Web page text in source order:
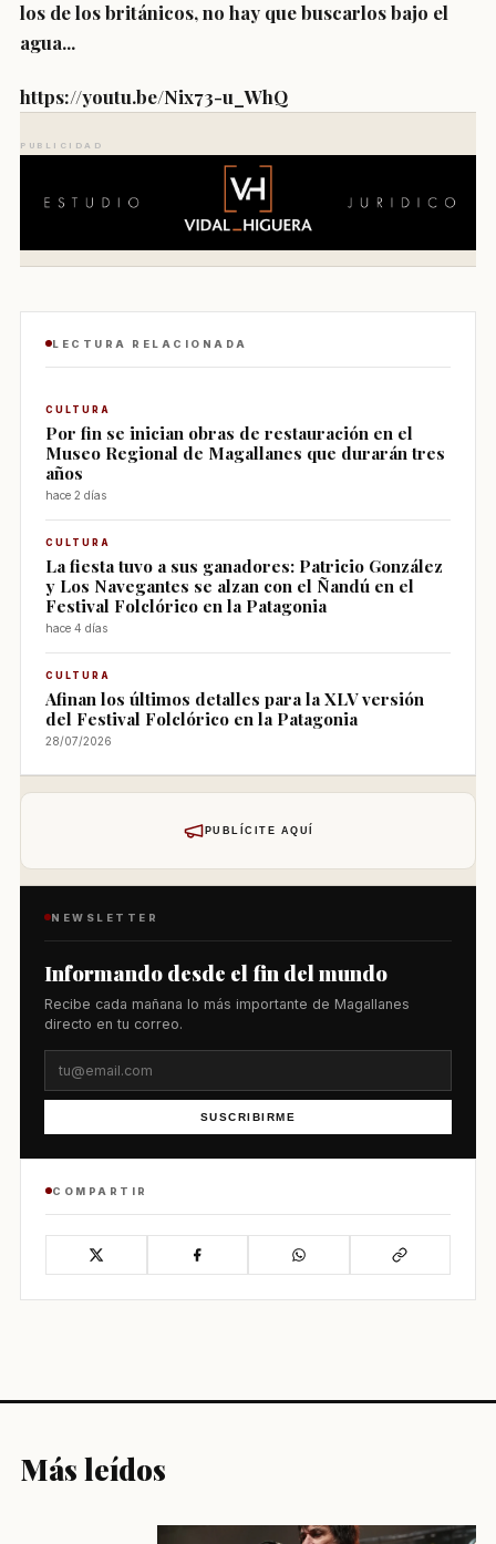
los de los británicos, no hay que buscarlos bajo el
agua...
https://youtu.be/Nix73-u_WhQ
PUBLICIDAD
LECTURA RELACIONADA
CULTURA
Por fin se inician obras de restauración en el
Museo Regional de Magallanes que durarán tres
años
hace 2 días
CULTURA
La fiesta tuvo a sus ganadores: Patricio González
y Los Navegantes se alzan con el Ñandú en el
Festival Folclórico en la Patagonia
hace 4 días
CULTURA
Afinan los últimos detalles para la XLV versión
del Festival Folclórico en la Patagonia
28/07/2026
PUBLÍCITE AQUÍ
NEWSLETTER
Informando desde el fin del mundo
Recibe cada mañana lo más importante de Magallanes
directo en tu correo.
SUSCRIBIRME
COMPARTIR
Más leídos